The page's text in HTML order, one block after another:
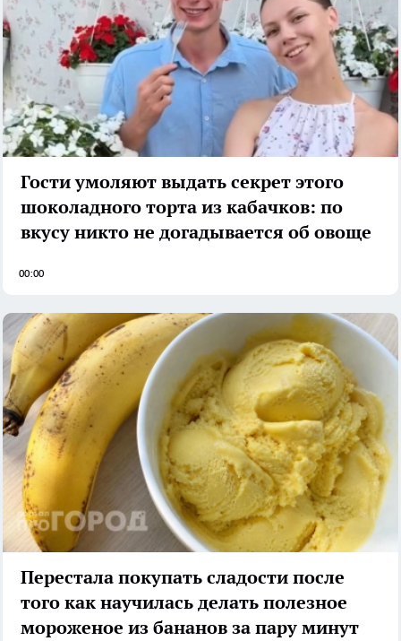
Гости умоляют выдать секрет этого
шоколадного торта из кабачков: по
вкусу никто не догадывается об овоще
00:00
Перестала покупать сладости после
того как научилась делать полезное
мороженое из бананов за пару минут